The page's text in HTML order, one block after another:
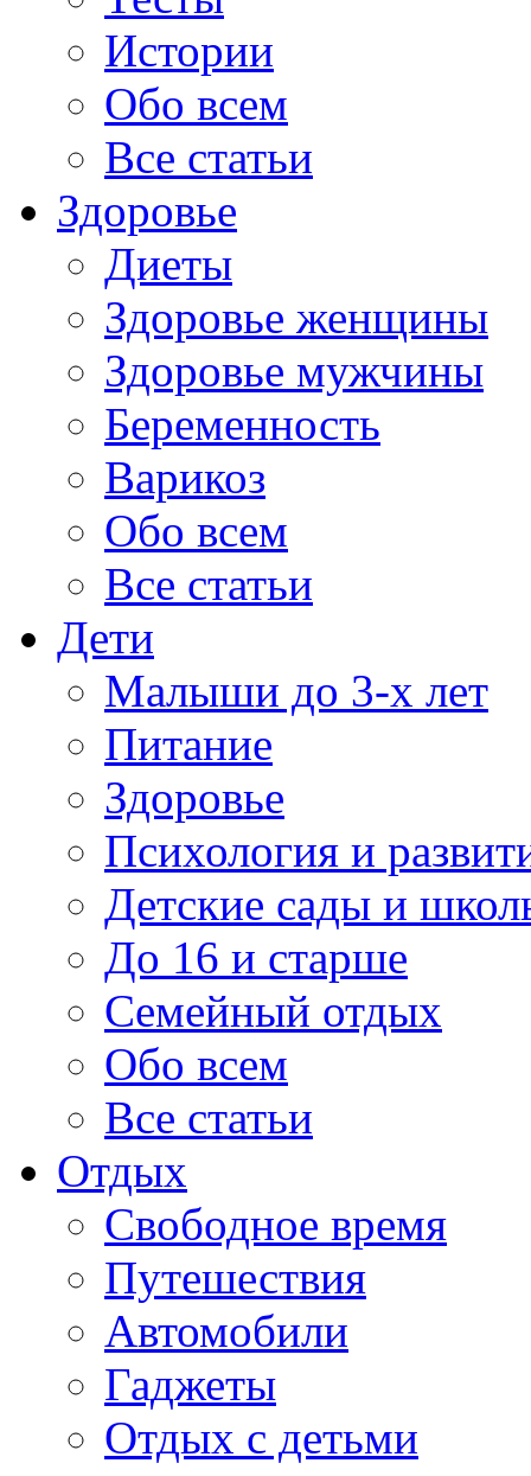
Истории
Обо всем
Все статьи
Здоровье
Диеты
Здоровье женщины
Здоровье мужчины
Беременность
Варикоз
Обо всем
Все статьи
Дети
Малыши до 3-х лет
Питание
Здоровье
Психология и
Детские сады и
До 16 и старше
Семейный отдых
Обо всем
Все статьи
Отдых
Свободное время
Путешествия
Автомобили
Гаджеты
Отдых с детьми